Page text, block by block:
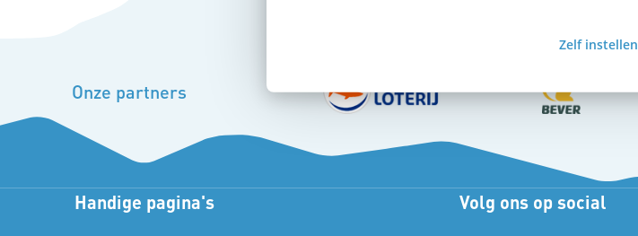
Zelf instellen
e
l
Onze partners
Handige pagina's Volg ons op social